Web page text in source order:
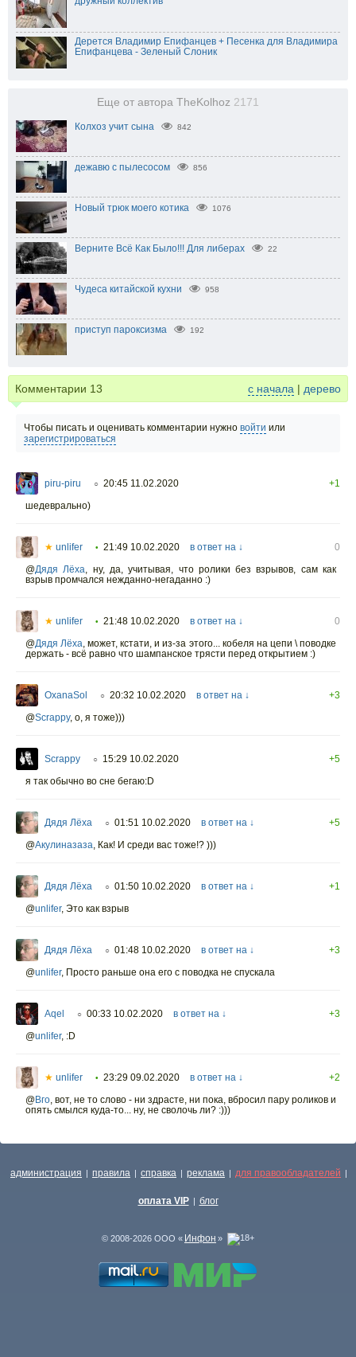
Дерется Владимир Епифанцев + Песенка для Владимира
Епифанцева - Зеленый Слоник
Еще от автора TheKolhoz 2171
Колхоз учит сына 842
дежавю с пылесосом 856
Новый трюк моего котика 1076
Верните Всё Как Было!!! Для либерах 22
Чудеса китайской кухни 958
приступ пароксизма 192
Комментарии 13 с начала | дерево
Чтобы писать и оценивать комментарии нужно войти или
зарегистрироваться
piru-piru ○ 20:45 11.02.2020
+1
шедеврально)
★ unlifer • 21:49 10.02.2020 в ответ на ↓
0
@Дядя Лёха, ну, да, учитывая, что ролики без взрывов, сам как
взрыв промчался нежданно-негаданно :)
★ unlifer • 21:48 10.02.2020 в ответ на ↓
0
@Дядя Лёха, может, кстати, и из-за этого... кобеля на цепи \ поводке
держать - всё равно что шампанское трясти перед открытием :)
OxanaSol ○ 20:32 10.02.2020 в ответ на ↓
+3
@Scrappy, о, я тоже)))
Scrappy ○ 15:29 10.02.2020
+5
я так обычно во сне бегаю:D
Дядя Лёха ○ 01:51 10.02.2020 в ответ на ↓
+5
@Акулиназаза, Как! И среди вас тоже!? )))
Дядя Лёха ○ 01:50 10.02.2020 в ответ на ↓
+1
@unlifer, Это как взрыв
Дядя Лёха ○ 01:48 10.02.2020 в ответ на ↓
+3
@unlifer, Просто раньше она его с поводка не спускала
Aqel ○ 00:33 10.02.2020 в ответ на ↓
+3
@unlifer, :D
★ unlifer • 23:29 09.02.2020 в ответ на ↓
+2
@Вго, вот, не то слово - ни здрасте, ни пока, вбросил пару роликов и
опять смылся куда-то... ну, не сволочь ли? :)))
администрация | правила | справка | реклама | для правообладателей |
оплата VIP | блог
© 2008-2026 ООО « Инфон »